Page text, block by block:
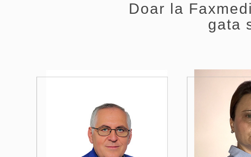
Doar la
gata